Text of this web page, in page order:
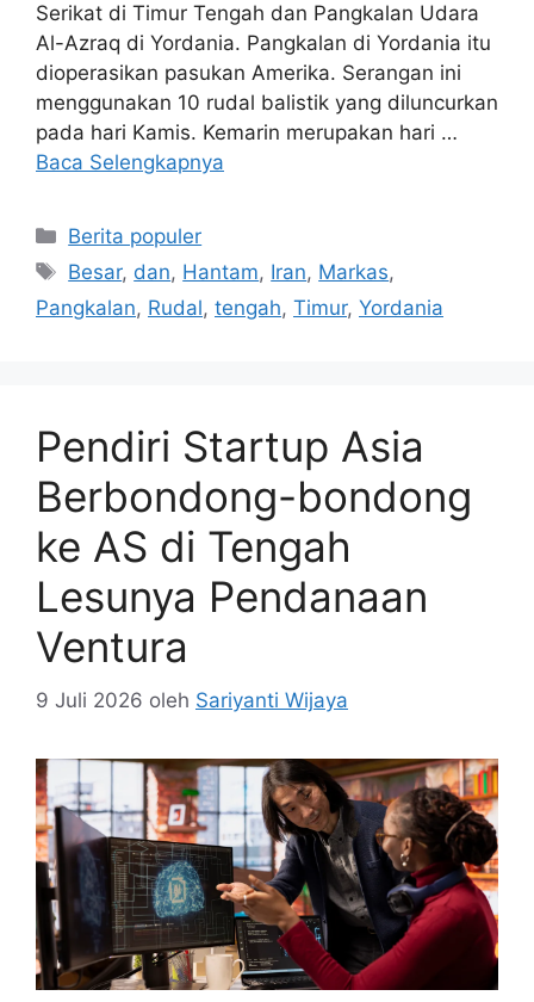
Serikat di Timur Tengah dan Pangkalan Udara
Al-Azraq di Yordania. Pangkalan di Yordania itu
dioperasikan pasukan Amerika. Serangan ini
menggunakan 10 rudal balistik yang diluncurkan
pada hari Kamis. Kemarin merupakan hari …
Baca Selengkapnya
Kategori
Berita populer
Tag
Besar, dan, Hantam, Iran, Markas,
Pangkalan, Rudal, tengah, Timur, Yordania
Pendiri Startup Asia
Berbondong-bondong
ke AS di Tengah
Lesunya Pendanaan
Ventura
9 Juli 2026 oleh Sariyanti Wijaya